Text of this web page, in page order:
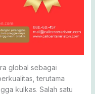
global sebagai
terutama
kulkas. Salah satu